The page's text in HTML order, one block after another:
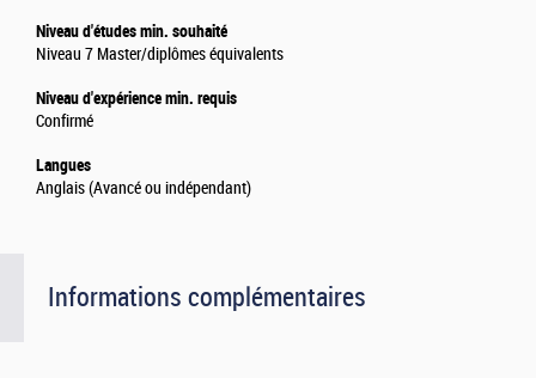
Niveau d'études min. souhaité
Niveau 7 Master/diplômes équivalents
Niveau d'expérience min. requis
Confirmé
Langues
Anglais (Avancé ou indépendant)
Informations complémentaires